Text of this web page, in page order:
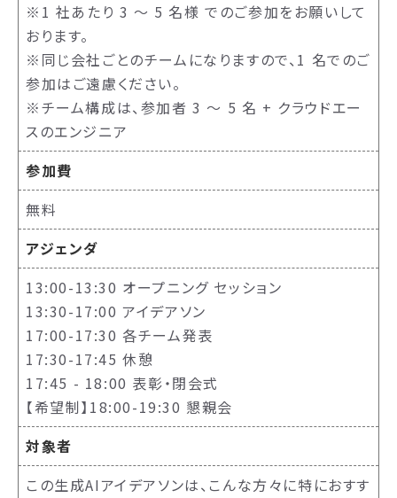
※1 社あたり 3 〜 5 名様 でのご参加をお願いして
おります。
※同じ会社ごとのチームになりますので、1 名でのご
参加はご遠慮ください。
※チーム構成は、参加者 3 〜 5 名 + クラウドエー
スのエンジニア
参加費
無料
アジェンダ
13:00-13:30 オープニング セッション
13:30-17:00 アイデアソン
17:00-17:30 各チーム発表
17:30-17:45 休憩
17:45 - 18:00 表彰・閉会式
【希望制】18:00-19:30 懇親会
対象者
この生成AIアイデアソンは、こんな方々に特におすす